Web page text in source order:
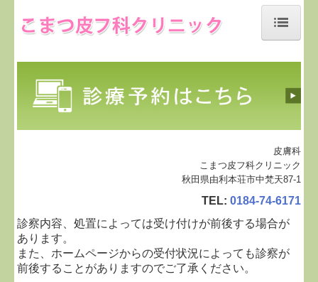
当院について
個人情報保護方針
皮膚科
こまつ皮フ科クリニック
秋田県由利本荘市中梵天87-1
TEL: 0184-74-6171
診察内容、処置によっては受け付けが前後する場合が
あります。
また、ホームページからの受付状況によっても診察が
前後することがありますのでご了承ください。